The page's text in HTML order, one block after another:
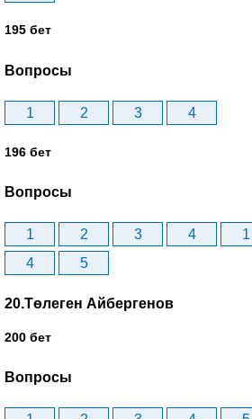
195 бет
Вопросы
1 2 3 4
196 бет
Вопросы
1 2 3 4 1
4
5
20.Төлеген Айбергенов
200 бет
Вопросы